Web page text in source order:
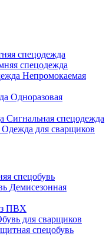
спецодежда
спецодежда
Непромокаемая
Одноразовая
Сигнальная спецодежда
Одежда для сварщиков
спецобувь
Демисезонная
ПВХ
для сварщиков
спецобувь